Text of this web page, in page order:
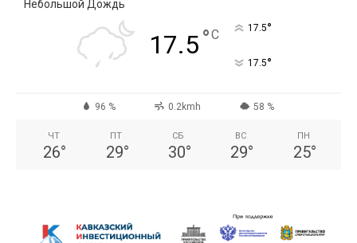
Небольшой Дождь
17.5°C 17.5°
17.5°
96 % 0.2kmh 58 %
ЧТ
26°
ПТ
29°
СБ
30°
ВС
29°
ПН
25°